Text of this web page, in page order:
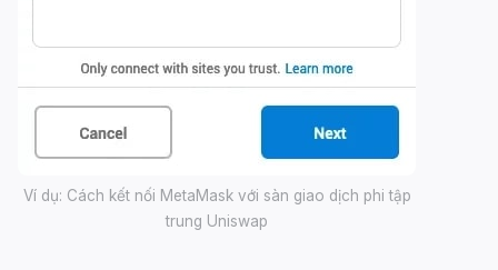
Ví dụ: Cách kết nối MetaMask với sàn giao dịch phi tập
trung Uniswap